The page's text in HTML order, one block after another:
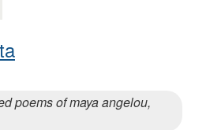
poems of maya angelou,